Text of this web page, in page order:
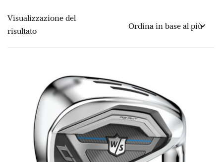
Visualizzazione del
risultato